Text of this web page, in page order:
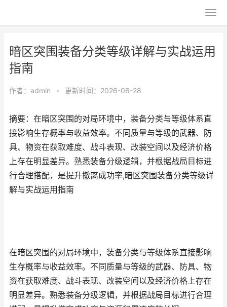
暗区突围装备分类等级详解与实战运用
指南
作者： admin • 更新时间：2026-06-28
摘要：在暗区突围的对局环境中，装备分类与等级体系直
接影响生存概率与收益效率。不同质量与等级的武器、防
具、物资在获取难度、战斗表现、改装空间以及经济价格
上存在明显差异。熟悉装备分级逻辑，并根据战局目标进
行合理搭配，是提升撤离成功率,暗区突围装备分类等级详
解与实战运用指南
在暗区突围的对局环境中，装备分类与等级体系直接影响
生存概率与收益效率。不同质量与等级的武器、防具、物
资在获取难度、战斗表现、改装空间以及经济价格上存在
明显差异。熟悉装备分级逻辑，并根据战局目标进行合理